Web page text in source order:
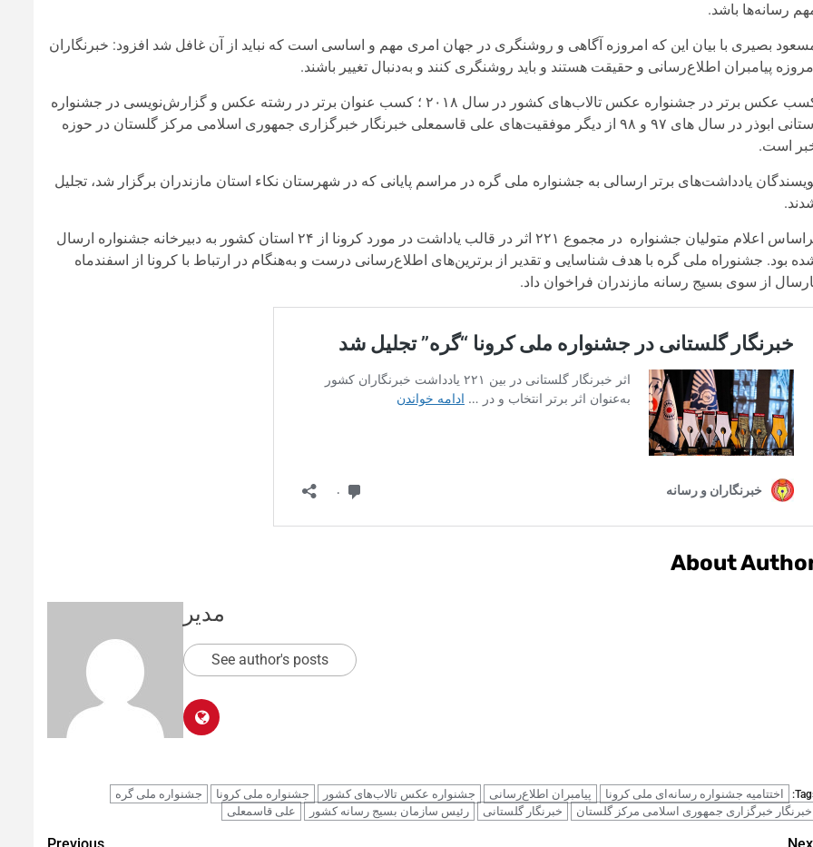
رسانه‌ها باشد.
بصیری با بیان این که امروزه آگاهی و روشنگری در جهان امری مهم و اساسی است که نباید از آن غافل شد افزود: خبرنگاران
پیامبران اطلاع‌رسانی و حقیقت هستند و باید روشنگری کنند و به‌دنبال تغییر باشند.
کسب عکس برتر در جشنواره عکس تالاب‌های کشور در سال ۲۰۱۸ ؛ کسب عنوان برتر در رشته عکس و گزارش‌نویسی در جشنواره
استانی ابوذر در سال های ۹۷ و ۹۸ از دیگر موفقیت‌های علی قاسمعلی خبرنگار خبرگزاری جمهوری اسلامی مرکز گلستان در حوزه
است.
یادداشت‌های برتر ارسالی به جشنواره ملی گره در مراسم پایانی که در شهرستان نکاء استان مازندران برگزار شد، تجلیل
براساس اعلام متولیان جشنواره در مجموع ۲۲۱ اثر در قالب یاداشت در مورد کرونا از ۲۴ استان کشور به دبیرخانه جشنواره ارسال
بود. جشنوراه ملی گره با هدف شناسایی و تقدیر از برترین‌های اطلاع‌رسانی درست و به‌هنگام در ارتباط با کرونا از اسفندماه
از سوی بسیج رسانه مازندران فراخوان داد.
About
مدیر
See author's posts
اختتامیه جشنواره رسانه‌ای ملی کرونا پیامبران اطلاع‌رسانی جشنواره عکس تالاب‌های کشور جشنواره ملی کرونا
جشنواره ملی گره
خبرنگار خبرگزاری جمهوری اسلامی مرکز گلستان
خبرنگار گلستانی رئیس سازمان بسیج رسانه کشور علی قاسمعلی